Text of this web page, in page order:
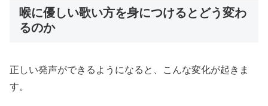
喉に優しい歌い方を身につけるとどう変わ
るのか
正しい発声ができるようになると、こんな変化が起きま
す。